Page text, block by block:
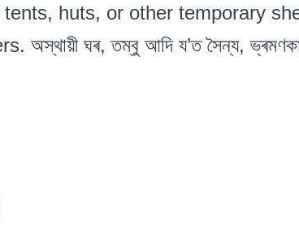
huts, or other temporary
ঘৰ, তম্বু আদি য’ত সৈন্য, ভ্ৰমণকাৰী